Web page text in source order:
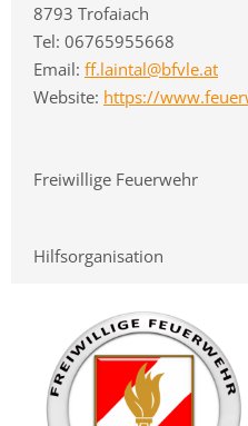
8793 Trofaiach
Tel: 06765955668
Email: ff.laintal@bfvle.at
Website: https://
Freiwillige Feuerwehr
Hilfsorganisation